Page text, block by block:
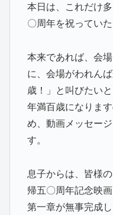
本日は、これだけ
〇周年を祝ってい
本来であれば、会
に、会場がわれん
歳！」と叫びたい
年満百歳になりま
め、動画メッセー
す。
息子からは、皆様
帰五〇周年記念映
第一章が無事完成